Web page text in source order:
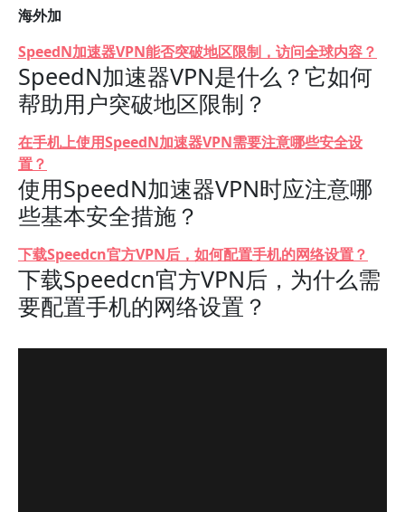
海外加
SpeedN加速器VPN能否突破地区限制，访问全球内容？
SpeedN加速器VPN是什么？它如何
帮助用户突破地区限制？
在手机上使用SpeedN加速器VPN需要注意哪些安全设
置？
使用SpeedN加速器VPN时应注意哪
些基本安全措施？
下载Speedcn官方VPN后，如何配置手机的网络设置？
下载Speedcn官方VPN后，为什么需
要配置手机的网络设置？